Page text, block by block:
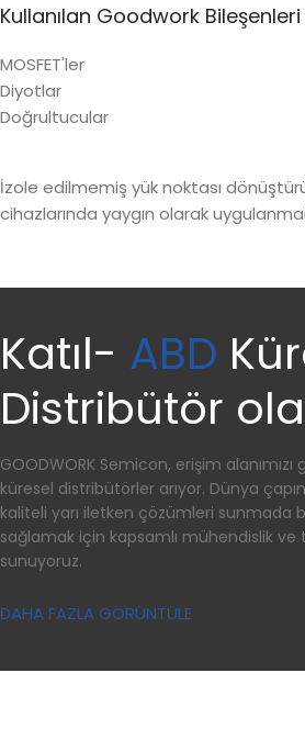
Kullanılan Goodwork Bileşenleri
MOSFET'ler
Diyotlar
Doğrultucular
İzole edilmemiş yük noktası
cihazlarında yaygın olarak
Katıl- ABD
Distribütör
GOODWORK Semicon, erişim
küresel distribütörler arıyor. Dünya
kaliteli yarı iletken çözümleri sunmada
sağlamak için kapsamlı mühendislik ve
sunuyoruz.
DAHA FAZLA GÖRÜNTÜLE